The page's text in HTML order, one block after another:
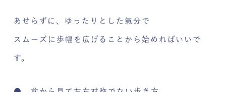
あせらずに、ゆったりとした氣分で
スムーズに歩幅を広げることから始めればいいで
す。